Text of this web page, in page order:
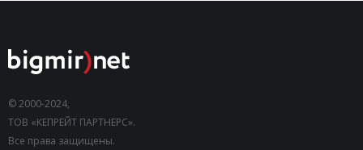
© 2000-2024,
ТОВ «КЕПРЕЙТ ПАРТНЕРС».
Все права защищены.